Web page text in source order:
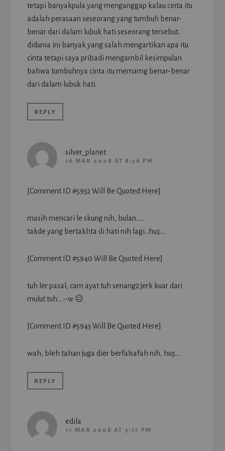
tetapi banyakpula yang menganggap kalau cinta itu
adalah perasaan seseorang yang tumbuh benar-
benar dari dalam lubuk hati seseorang tersebut.
didunia ini banyak yang salah mengartikan apa itu
cinta tetapi saya pribadi mengambil kesimpulan
bahwa tumbuhnya cinta itu memamg benar-benar
dari dalam lubuk hati.
REPLY
silver_planet
16 MAR 2008 AT 8:56 PM
[Comment ID #5932 Will Be Quoted Here]
masih mencari le skung nih, bulan…..
takde yang bertakhta di hati nih lagi…hu3….
[Comment ID #5940 Will Be Quoted Here]
tuh ler pasal, cam ayat tuh senang2 jerk kuar dari
mulut tuh… :-w 😐
[Comment ID #5943 Will Be Quoted Here]
wah, bleh tahan juga dier berfalsafah nih, hu3….
REPLY
edila
17 MAR 2008 AT 3:17 PM